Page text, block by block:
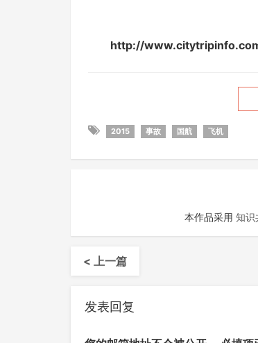
http://
2015 事故 国航 飞机
本作品采用 知识
< 上一篇
发表回复